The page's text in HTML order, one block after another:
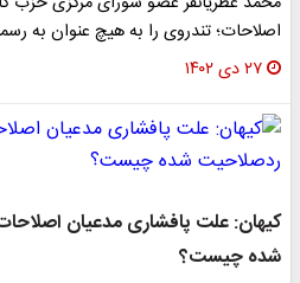
اصلاحات؛ تندروی را به هیچ عنوان به
۲۷ دی ۱۴۰۲
کیهان: علت پافشاری مدعیان
شده چیست؟